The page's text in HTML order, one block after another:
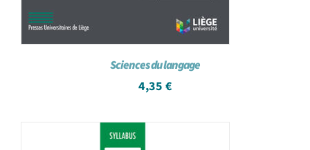
Sciences du langage
4,35 €